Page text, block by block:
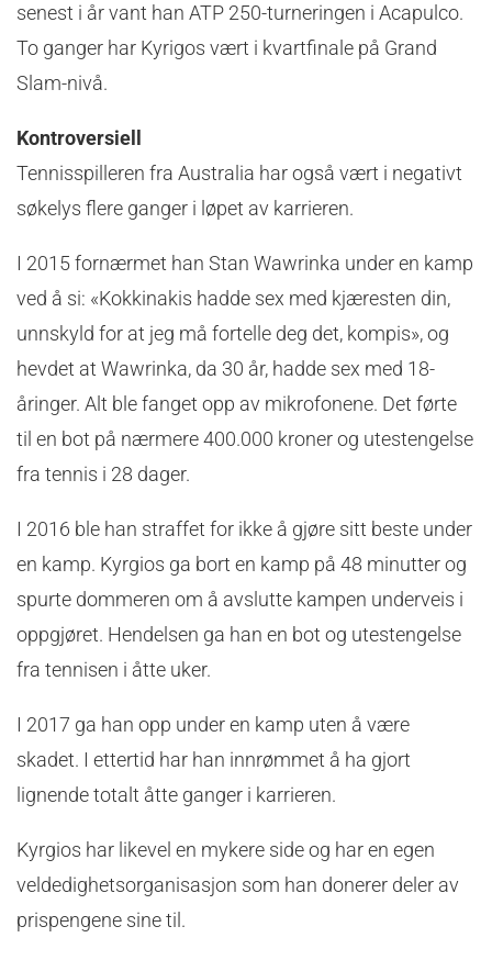
senest i år vant han ATP 250-turneringen i Acapulco.
To ganger har Kyrigos vært i kvartfinale på Grand
Slam-nivå.
Kontroversiell
Tennisspilleren fra Australia har også vært i negativt
søkelys flere ganger i løpet av karrieren.
I 2015 fornærmet han Stan Wawrinka under en kamp
ved å si: «Kokkinakis hadde sex med kjæresten din,
unnskyld for at jeg må fortelle deg det, kompis», og
hevdet at Wawrinka, da 30 år, hadde sex med 18-
åringer. Alt ble fanget opp av mikrofonene. Det førte
til en bot på nærmere 400.000 kroner og utestengelse
fra tennis i 28 dager.
I 2016 ble han straffet for ikke å gjøre sitt beste under
en kamp. Kyrgios ga bort en kamp på 48 minutter og
spurte dommeren om å avslutte kampen underveis i
oppgjøret. Hendelsen ga han en bot og utestengelse
fra tennisen i åtte uker.
I 2017 ga han opp under en kamp uten å være
skadet. I ettertid har han innrømmet å ha gjort
lignende totalt åtte ganger i karrieren.
Kyrgios har likevel en mykere side og har en egen
veldedighetsorganisasjon som han donerer deler av
prispengene sine til.